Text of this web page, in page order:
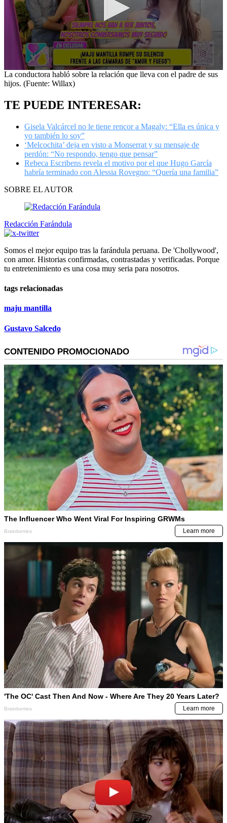
0
seconds
of
minutes,
seconds
La conductora habló sobre la relación que lleva con el padre de sus
hijos. (Fuente: Willax)
TE PUEDE INTERESAR:
Gisela Valcárcel no le tiene rencor a Magaly: “Ella es única y
yo también lo soy”
‘Melcochita’ deja en visto a Monserrat y su mensaje de
perdón: “No respondo, tengo que pensar”
Rebeca Escribens revela el motivo por el que Hugo García
habría terminado con Alessia Rovegno: “Quería una familia”
SOBRE EL AUTOR
Redacción Farándula
Somos el mejor equipo tras la farándula peruana. De 'Chollywood',
con amor. Historias confirmadas, contrastadas y verificadas. Porque
tu entretenimiento es una cosa muy seria para nosotros.
tags relacionadas
maju mantilla
Gustavo Salcedo